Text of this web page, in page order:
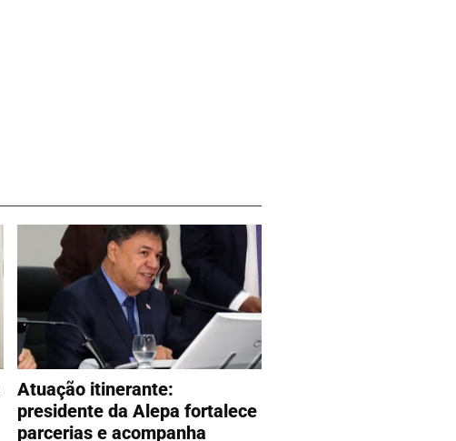
Atuação itinerante:
presidente da Alepa fortalece
parcerias e acompanha